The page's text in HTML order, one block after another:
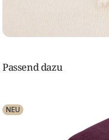
Passend dazu
NEU